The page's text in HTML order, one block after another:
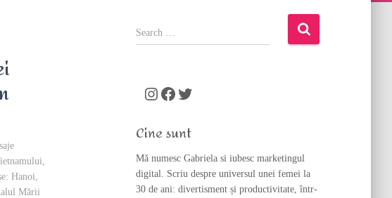
Hanoi,
Mării
S
e
o
Instagram Facebook Twitter
Cine sunt
Mă numesc Gabriela si iubesc marketingul
digital. Scriu despre universul unei femei la
30 de ani: divertisment și productivitate, într-